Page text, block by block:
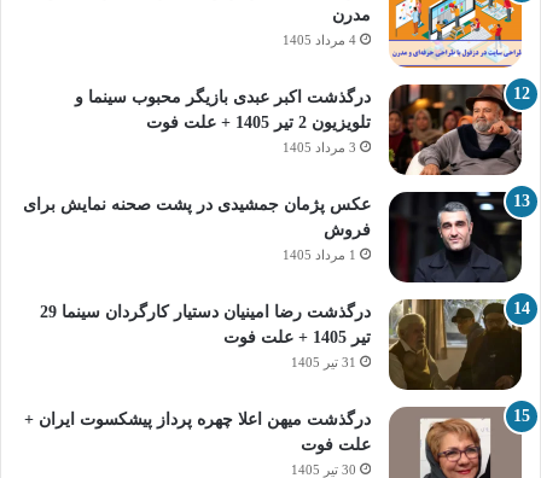
مدرن
4 مرداد 1405
درگذشت اکبر عبدی بازیگر محبوب سینما و
تلویزیون 2 تیر 1405 + علت فوت
3 مرداد 1405
عکس پژمان جمشیدی در پشت صحنه نمایش برای
فروش
1 مرداد 1405
درگذشت رضا امینیان دستیار کارگردان سینما 29
تیر 1405 + علت فوت
31 تیر 1405
درگذشت میهن اعلا چهره پرداز پیشکسوت ایران +
علت فوت
30 تیر 1405